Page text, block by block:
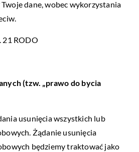
dane, wobec wykorzystania
21 RODO
(tzw. „prawo do bycia
usunięcia wszystkich lub
Żądanie usunięcia
będziemy traktować jako